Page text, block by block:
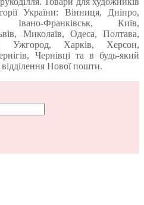
України: Вінниця, Дніпро,
Франківськ, Київ,
Миколаїв, Одеса, Полтава,
Ужгород, Харків, Херсон,
Чернівці та в будь-який
Нової пошти.